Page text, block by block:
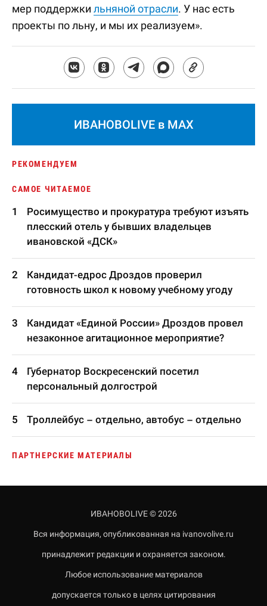
мер поддержки льняной отрасли. У нас есть
проекты по льну, и мы их реализуем».
ИВАНОВОLIVE в MAX
РЕКОМЕНДУЕМ
САМОЕ ЧИТАЕМОЕ
Росимущество и прокуратура требуют изъять
плесский отель у бывших владельцев
ивановской «ДСК»
Кандидат-едрос Дроздов проверил
готовность школ к новому учебному угоду
Кандидат «Единой России» Дроздов провел
незаконное агитационное мероприятие?
Губернатор Воскресенский посетил
персональный долгострой
Троллейбус – отдельно, автобус – отдельно
ПАРТНЕРСКИЕ МАТЕРИАЛЫ
ИВАНОВОLIVE © 2026
Вся информация, опубликованная на ivanovolive.ru
принадлежит редакции и охраняется законом.
Любое использование материалов
допускается только в целях цитирования